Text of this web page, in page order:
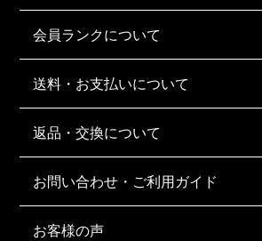
会員ランクについて
送料・お支払いについて
返品・交換について
お問い合わせ・ご利用ガイド
お客様の声